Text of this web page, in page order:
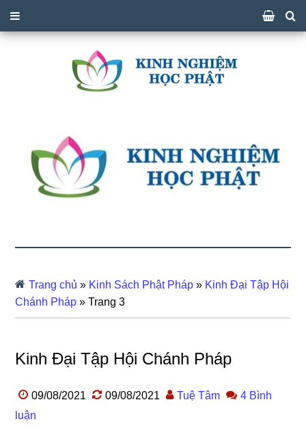
Trang chủ » Kinh Sách Phật Pháp » Kinh Đại Tập Hội
Chánh Pháp »Trang 3
Kinh Đại Tập Hội Chánh Pháp
09/08/2021 09/08/2021 Tuệ Tâm
4 Bình
luận